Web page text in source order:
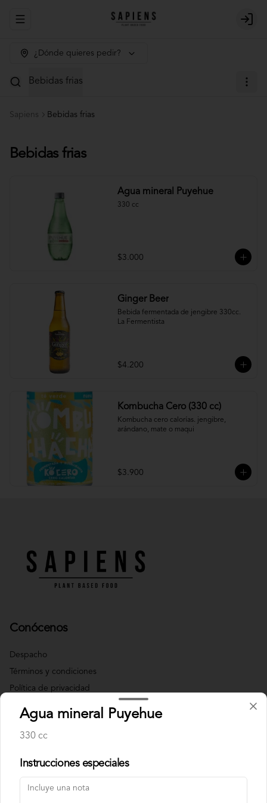
Abrir menu de navegación Login
¿Dónde quieres pedir?
Bebidas frias
Sapiens Bebidas frias
Bebidas frias
Agua mineral Puyehue
330 cc
$3.000
Ginger Beer
Bebida fermentada de jengibre 330cc.
La Fermentista
$4.200
Kombucha Cero (330 cc)
Kombucha cero calorías. jengibre,
arándano, mate o maqui
$3.900
Conócenos
Despacho
Términos y condiciones
Política de privacidad
Redes sociales
Instagram
Agua mineral Puyehue
330 cc
Instrucciones especiales